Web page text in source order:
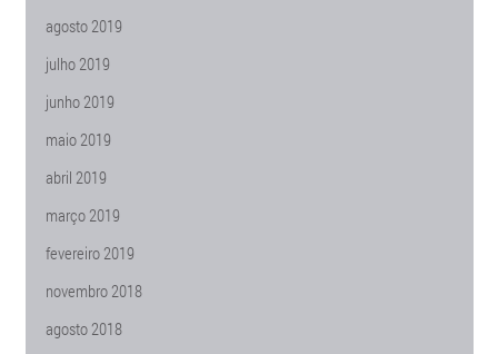
agosto 2019
julho 2019
junho 2019
maio 2019
abril 2019
março 2019
fevereiro 2019
novembro 2018
agosto 2018